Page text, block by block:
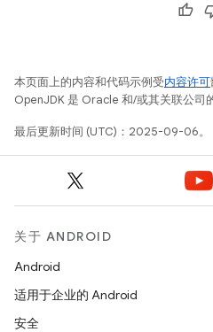
本页面上的内容和代码示例受内容许可
OpenJDK 是 Oracle 和/或其关联公司
最后更新时间 (UTC)：2025-09-06。
关于 ANDROID
Android
适用于企业的 Android
安全